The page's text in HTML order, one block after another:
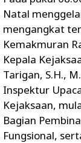
Natal
mengangkat
Kemakmuran
Kepala
Tarigan, S.H.,
Inspektur
Kejaksaan,
Bagian
Fungsional,